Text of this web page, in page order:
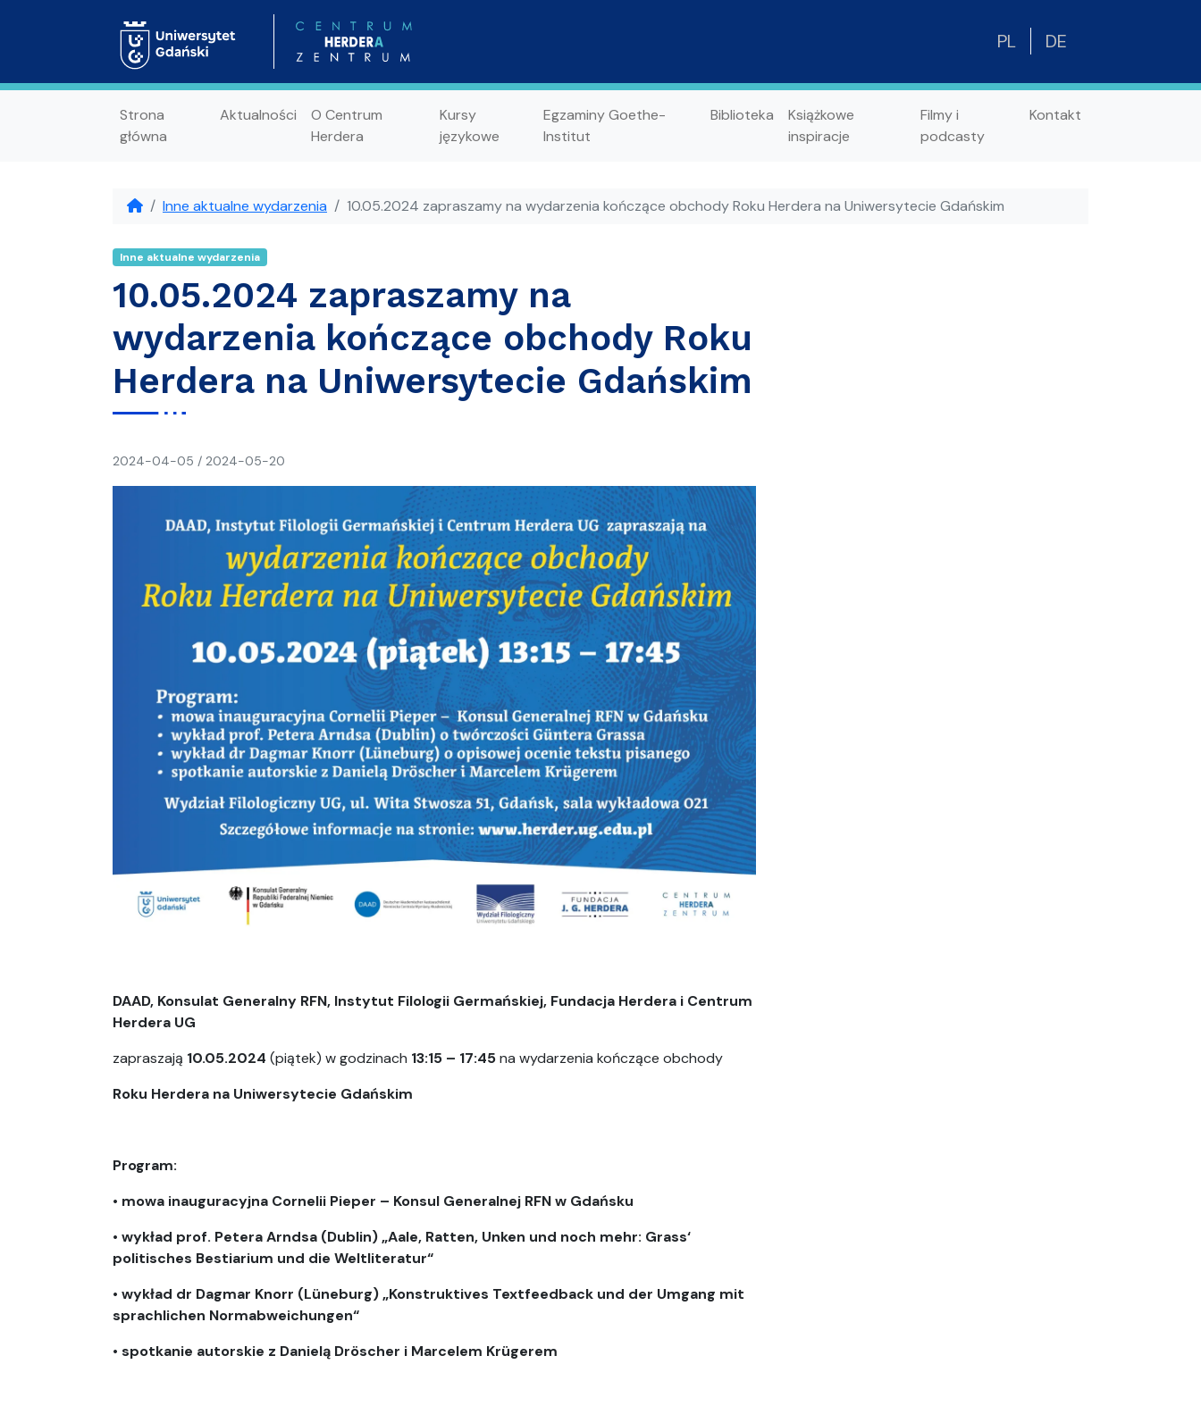
PL DE
Strona
główna
Aktualności
O Centrum
Herdera
Kursy
językowe
Egzaminy Goethe-
Institut
Biblioteka
Książkowe
inspiracje
Filmy i
podcasty
Kontakt
Inne aktualne wydarzenia 10.05.2024 zapraszamy na wydarzenia kończące obchody Roku Herdera na Uniwersytecie Gdańskim
Inne aktualne wydarzenia
10.05.2024 zapraszamy na
wydarzenia kończące obchody Roku
Herdera na Uniwersytecie Gdańskim
2024-04-05 / 2024-05-20
DAAD, Konsulat Generalny RFN, Instytut Filologii Germańskiej, Fundacja Herdera i Centrum
Herdera UG
zapraszają 10.05.2024 (piątek) w godzinach 13:15 – 17:45na wydarzenia kończące obchody
Roku Herdera na Uniwersytecie Gdańskim
Program:
• mowa inauguracyjna Cornelii Pieper – Konsul Generalnej RFN w Gdańsku
• wykład prof. Petera Arndsa (Dublin) „Aale, Ratten, Unken und noch mehr: Grass‘
politisches Bestiarium und die Weltliteratur“
• wykład dr Dagmar Knorr (Lüneburg) „Konstruktives Textfeedback und der Umgang mit
sprachlichen Normabweichungen“
• spotkanie autorskie z Danielą Dröscher i Marcelem Krügerem